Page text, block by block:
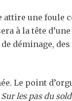
une foule
à la tête
déminage,
Le point
Sur les pas du